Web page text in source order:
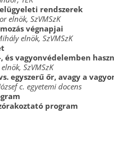
rendszerek
elnök, SzVMSzK
végnapjai
elnök, SzVMSzK
és vagyonvédelemben
SzVMSzK
egyszerű őr, avagy a
c. egyetemi docens
program